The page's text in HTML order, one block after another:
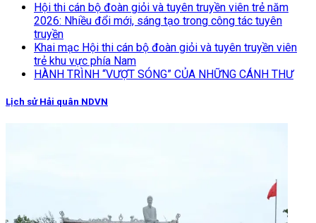
Hội thi cán bộ đoàn giỏi và tuyên truyền viên trẻ năm
2026: Nhiều đổi mới, sáng tạo trong công tác tuyên
truyền
Khai mạc Hội thi cán bộ đoàn giỏi và tuyên truyền viên
trẻ khu vực phía Nam
HÀNH TRÌNH “VƯỢT SÓNG” CỦA NHỮNG CÁNH THƯ
Lịch sử Hải quân NDVN